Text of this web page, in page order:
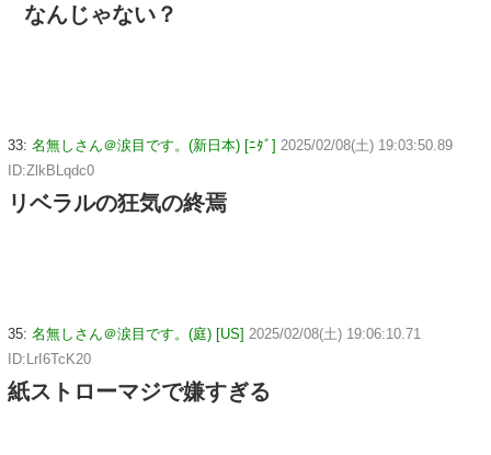
なんじゃない？
33: 名無しさん＠涙目です。(新日本) [ﾆﾀﾞ] 2025/02/08(土) 19:03:50.89
ID:ZlkBLqdc0
リベラルの狂気の終焉
35: 名無しさん＠涙目です。(庭) [US] 2025/02/08(土) 19:06:10.71
ID:LrI6TcK20
紙ストローマジで嫌すぎる